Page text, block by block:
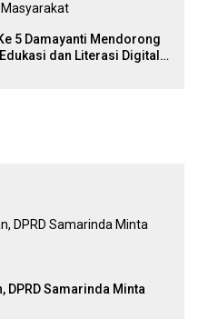
5 Damayanti Mendorong
dan Literasi Digital
DPRD Samarinda Minta